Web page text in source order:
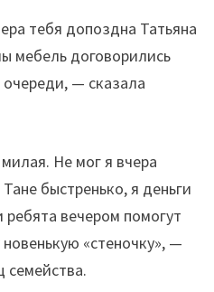
тебя допоздна Татьяна
мебель договорились
очереди, — сказала
Не мог я вчера
быстренько, я деньги
ребята вечером помогут
«стеночку», —
семейства.